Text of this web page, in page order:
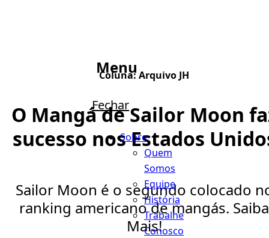
Menu
Fechar
Sobre
Quem
Somos
Equipe
História
Trabalhe
Conosco
Coluna:Arquivo JH
O Mangá de Sailor Moon
sucesso nos Estados
Sailor Moon é o segundo colocado
ranking americano de mangás. Saiba
Mais!